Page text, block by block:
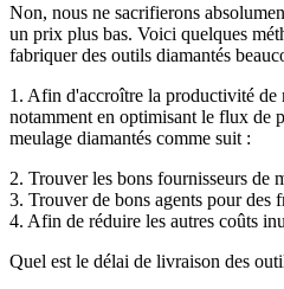
Non, nous ne sacrifierons
un prix plus bas. Voici quelques
fabriquer des outils diamantés
1. Afin d'accroître la productivité de
notamment en optimisant le flux de
meulage diamantés comme suit :
2. Trouver les bons fournisseurs de
3. Trouver de bons agents pour des
4. Afin de réduire les autres coûts
Quel est le délai de livraison des